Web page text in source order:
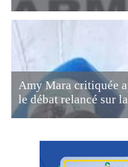
Amy Mara critiquée
le débat relancé sur